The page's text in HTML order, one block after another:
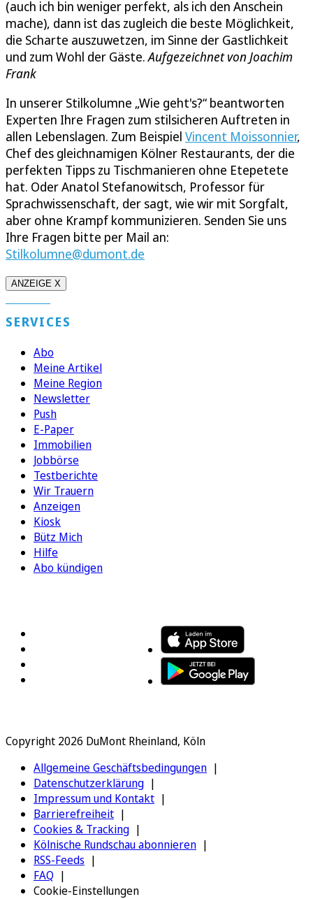
(auch ich bin weniger perfekt, als ich den Anschein
mache), dann ist das zugleich die beste Möglichkeit,
die Scharte auszuwetzen, im Sinne der Gastlichkeit
und zum Wohl der Gäste.Aufgezeichnet von Joachim
Frank
In unserer Stilkolumne „Wie geht's?“ beantworten
Experten Ihre Fragen zum stilsicheren Auftreten in
allen Lebenslagen. Zum Beispiel Vincent Moissonnier,
Chef des gleichnamigen Kölner Restaurants, der die
perfekten Tipps zu Tischmanieren ohne Etepetete
hat. Oder Anatol Stefanowitsch, Professor für
Sprachwissenschaft, der sagt, wie wir mit Sorgfalt,
aber ohne Krampf kommunizieren. Senden Sie uns
Ihre Fragen bitte per Mail an:
Stilkolumne@dumont.de
ANZEIGE X
SERVICES
Abo
Meine Artikel
Meine Region
Newsletter
Push
E-Paper
Immobilien
Jobbörse
Testberichte
Wir Trauern
Anzeigen
Kiosk
Bütz Mich
Hilfe
Abo kündigen
Copyright 2026 DuMont Rheinland, Köln
Allgemeine Geschäftsbedingungen
Datenschutzerklärung
Impressum und Kontakt
Barrierefreiheit
Cookies & Tracking
Kölnische Rundschau abonnieren
RSS-Feeds
FAQ
Cookie-Einstellungen